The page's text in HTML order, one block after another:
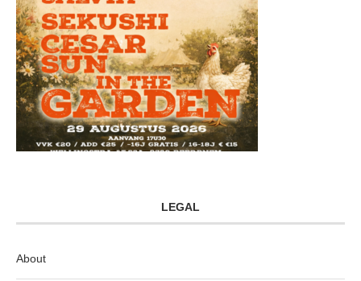
LEGAL
About